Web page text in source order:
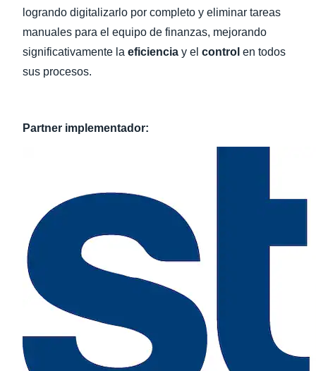
logrando digitalizarlo por completo y eliminar tareas
manuales para el equipo de finanzas, mejorando
significativamente la eficiencia y el control en todos
sus procesos.
Partner implementador: